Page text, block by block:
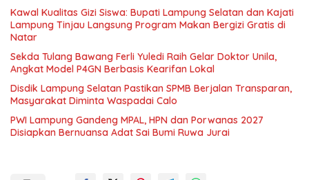
Kawal Kualitas Gizi Siswa: Bupati Lampung Selatan dan Kajati
Lampung Tinjau Langsung Program Makan Bergizi Gratis di
Natar
Sekda Tulang Bawang Ferli Yuledi Raih Gelar Doktor Unila,
Angkat Model P4GN Berbasis Kearifan Lokal
Disdik Lampung Selatan Pastikan SPMB Berjalan Transparan,
Masyarakat Diminta Waspadai Calo
PWI Lampung Gandeng MPAL, HPN dan Porwanas 2027
Disiapkan Bernuansa Adat Sai Bumi Ruwa Jurai